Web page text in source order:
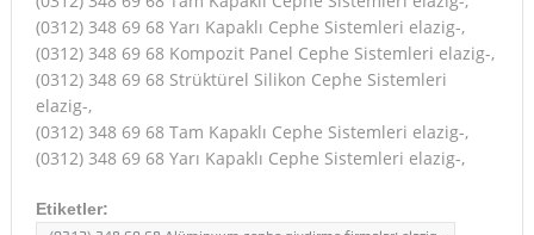
(0312) 348 69 68 Yarı Kapaklı Cephe Sistemleri elazig-,
(0312) 348 69 68 Kompozit Panel Cephe Sistemleri elazig-,
(0312) 348 69 68 Strüktürel Silikon Cephe Sistemleri
elazig-,
(0312) 348 69 68 Tam Kapaklı Cephe Sistemleri elazig-,
(0312) 348 69 68 Yarı Kapaklı Cephe Sistemleri elazig-,
Etiketler: